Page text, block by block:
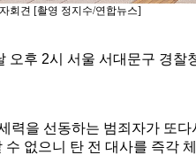
회견 [촬영 정지수/연합뉴스]
오후 2시 서울 서대문구 경찰
력을 선동하는 범죄자가 또
없으니 탄 전 대사를 즉각